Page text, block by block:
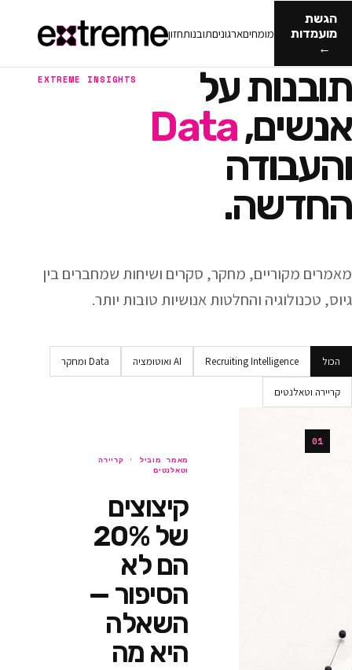
מומחיםארגונים תובנותחזון
על
Data
EXTREME INSIGHTS
מחקר, סקרים ושיחות שמחברים בין
והחלטות אנושיות טובות יותר.
Recruiting AI ואוטומציה Data ומחקר
קריירה
קיצוצים
של 20%
הם לא
הסיפור —
השאלה
היא מה